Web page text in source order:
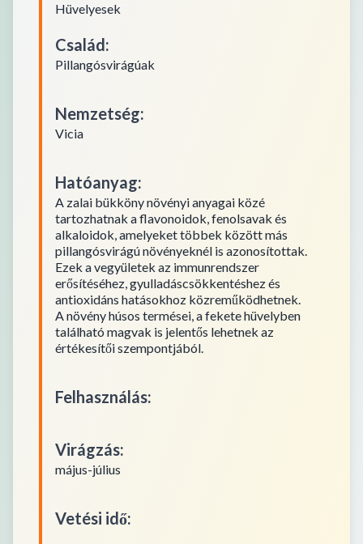
Hüvelyesek
Család:
Pillangósvirágúak
Nemzetség:
Vicia
Hatóanyag:
A zalai bükköny növényi anyagai közé
tartozhatnak a flavonoidok, fenolsavak és
alkaloidok, amelyeket többek között más
pillangósvirágú növényeknél is azonosítottak.
Ezek a vegyületek az immunrendszer
erősítéséhez, gyulladáscsökkentéshez és
antioxidáns hatásokhoz közreműködhetnek.
A növény húsos termései, a fekete hüvelyben
található magvak is jelentős lehetnek az
értékesítői szempontjából.
Felhasználás:
Virágzás:
május-július
Vetési idő: